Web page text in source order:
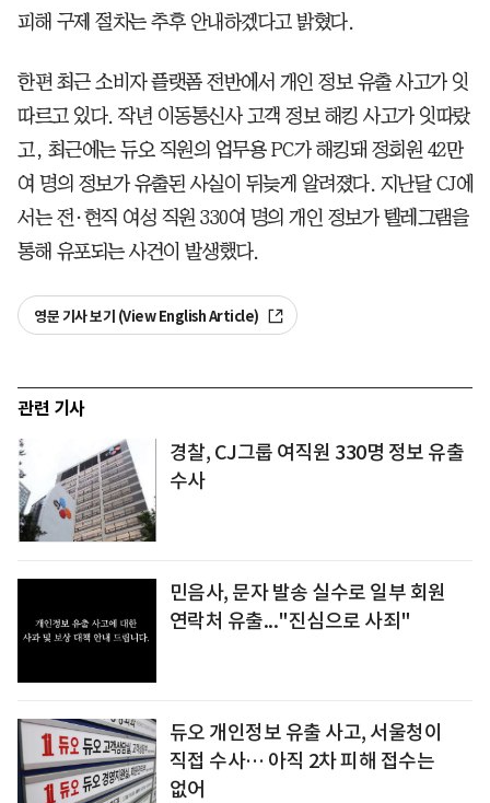
피해 구제 절차는 추후 안내하겠다고 밝혔다.
한편 최근 소비자 플랫폼 전반에서 개인 정보 유출 사고가 잇
따르고 있다. 작년 이동통신사 고객 정보 해킹 사고가 잇따랐
고, 최근에는 듀오 직원의 업무용 PC가 해킹돼 정회원 42만
여 명의 정보가 유출된 사실이 뒤늦게 알려졌다. 지난달 CJ에
서는 전·현직 여성 직원 330여 명의 개인 정보가 텔레그램을
통해 유포되는 사건이 발생했다.
영문 기사 보기 (View English Article)
관련 기사
경찰, CJ그룹 여직원 330명 정보 유출
수사
민음사, 문자 발송 실수로 일부 회원
연락처 유출..."진심으로 사죄"
듀오 개인정보 유출 사고, 서울청이
직접 수사… 아직 2차 피해 접수는
없어